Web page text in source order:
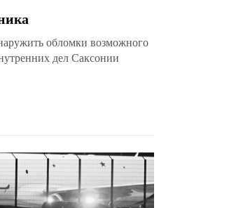
обломки возможного
дел Саксонии